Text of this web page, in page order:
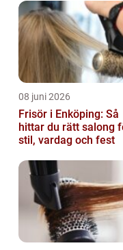
08 juni 2026
Frisör i Enköping: Så
hittar du rätt salong
stil, vardag och fest